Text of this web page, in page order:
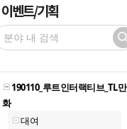
이벤트/기획
190110_루트인터랙티브_TL만
화
대여